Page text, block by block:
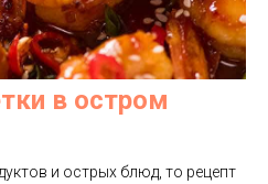
в остром
и острых блюд, то рецепт